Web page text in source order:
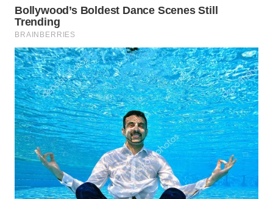
WN
KEPULAUAN
WN
TANGERANG
WN
BINJAI
WN
CIREBON